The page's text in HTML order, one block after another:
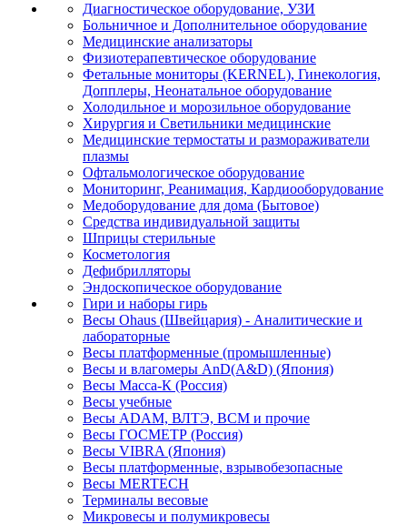
Диагностическое оборудование, УЗИ
Больничное и Дополнительное оборудование
Медицинские анализаторы
Физиотерапевтическое оборудование
Фетальные мониторы (KERNEL), Гинекология,
Допплеры, Неонатальное оборудование
Холодильное и морозильное оборудование
Хирургия и Светильники медицинские
Медицинские термостаты и размораживатели
плазмы
Офтальмологическое оборудование
Мониторинг, Реанимация, Кардиооборудование
Медоборудование для дома (Бытовое)
Средства индивидуальной защиты
Шприцы стерильные
Косметология
Дефибрилляторы
Эндоскопическое оборудование
Гири и наборы гирь
Весы Ohaus (Швейцария) - Аналитические и
лабораторные
Весы платформенные (промышленные)
Весы и влагомеры AnD(A&D) (Япония)
Весы Масса-К (Россия)
Весы учебные
Весы ADAM, ВЛТЭ, BCM и прочие
Весы ГОСМЕТР (Россия)
Весы VIBRA (Япония)
Весы платформенные, взрывобезопасные
Весы MERTECH
Терминалы весовые
Микровесы и полумикровесы